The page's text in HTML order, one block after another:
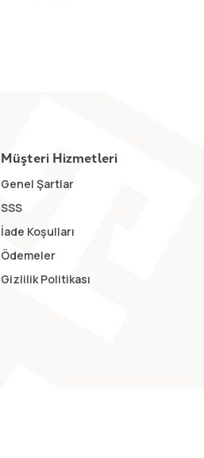
Müşteri Hizmetleri
Genel Şartlar
SSS
İade Koşulları
Ödemeler
Gizlilik Politikası